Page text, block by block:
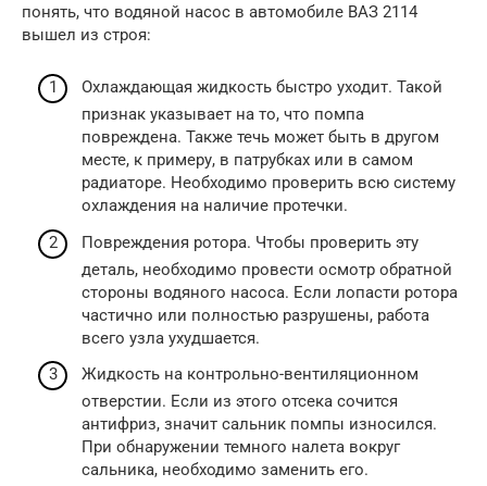
понять, что водяной насос в автомобиле ВАЗ 2114
вышел из строя:
Охлаждающая жидкость быстро уходит. Такой
признак указывает на то, что помпа
повреждена. Также течь может быть в другом
месте, к примеру, в патрубках или в самом
радиаторе. Необходимо проверить всю систему
охлаждения на наличие протечки.
Повреждения ротора. Чтобы проверить эту
деталь, необходимо провести осмотр обратной
стороны водяного насоса. Если лопасти ротора
частично или полностью разрушены, работа
всего узла ухудшается.
Жидкость на контрольно-вентиляционном
отверстии. Если из этого отсека сочится
антифриз, значит сальник помпы износился.
При обнаружении темного налета вокруг
сальника, необходимо заменить его.